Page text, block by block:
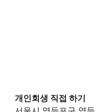
개인회생 직접 하기